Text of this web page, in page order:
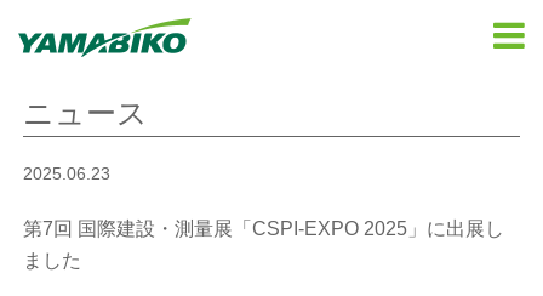
ニュース
2025.06.23
第7回 国際建設・測量展「CSPI-EXPO 2025」に出展し
ました